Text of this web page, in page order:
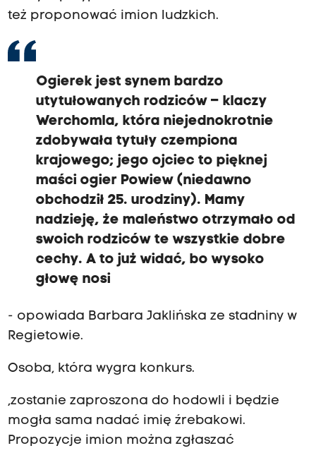
też proponować imion ludzkich.
Ogierek jest synem bardzo
utytułowanych rodziców – klaczy
Werchomla, która niejednokrotnie
zdobywała tytuły czempiona
krajowego; jego ojciec to pięknej
maści ogier Powiew (niedawno
obchodził 25. urodziny). Mamy
nadzieję, że maleństwo otrzymało od
swoich rodziców te wszystkie dobre
cechy. A to już widać, bo wysoko
głowę nosi
- opowiada Barbara Jaklińska ze stadniny w
Regietowie.
Osoba, która wygra konkurs.
,zostanie zaproszona do hodowli i będzie
mogła sama nadać imię źrebakowi.
Propozycje imion można zgłaszać